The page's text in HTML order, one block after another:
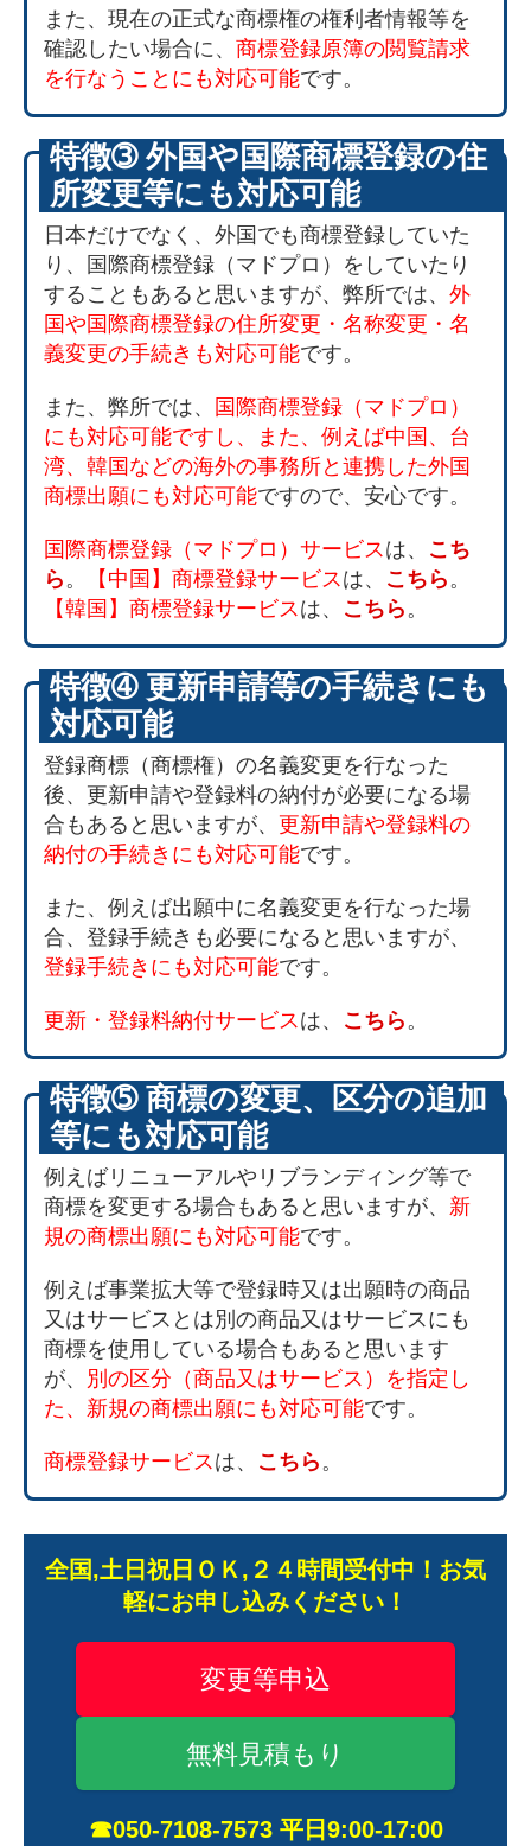
また、現在の正式な商標権の権利者情報等を
確認したい場合に、 商標登録原簿の閲覧請求
を行なうことにも対応可能です。
特徴➂ 外国や国際商標登録の住
所変更等にも対応可能
日本だけでなく、外国でも商標登録していた
り、国際商標登録（マドプロ）をしていたり
することもあると思いますが、弊所では、 外
国や国際商標登録の住所変更・名称変更・名
義変更の手続きも対応可能です。
また、弊所では、
国際商標登録（マドプロ）
にも対応可能ですし、また、例えば中国、台
湾、韓国などの海外の事務所と連携した外国
商標出願にも対応可能ですので、安心です。
国際商標登録（マドプロ）サービスは、 こち
ら。 【中国】商標登録サービスは、 こちら。
【韓国】商標登録サービスは、 こちら。
特徴➃ 更新申請等の手続きにも
対応可能
登録商標（商標権）の名義変更を行なった
後、更新申請や登録料の納付が必要になる場
合もあると思いますが、 更新申請や登録料の
納付の手続きにも対応可能です。
また、例えば出願中に名義変更を行なった場
合、登録手続きも必要になると思いますが、
登録手続きにも対応可能です。
更新・登録料納付サービスは、 こちら。
特徴➄ 商標の変更、区分の追加
等にも対応可能
例えばリニューアルやリブランディング等で
商標を変更する場合もあると思いますが、 新
規の商標出願にも対応可能です。
例えば事業拡大等で登録時又は出願時の商品
又はサービスとは別の商品又はサービスにも
商標を使用している場合もあると思います
が、 別の区分（商品又はサービス）を指定し
た、新規の商標出願にも対応可能です。
商標登録サービスは、 こちら。
全国,土日祝日ＯＫ,２４時間受付中！お気
軽にお申し込みください！
変更等申込
無料見積もり
☎050-7108-7573 平日9:00-17:00